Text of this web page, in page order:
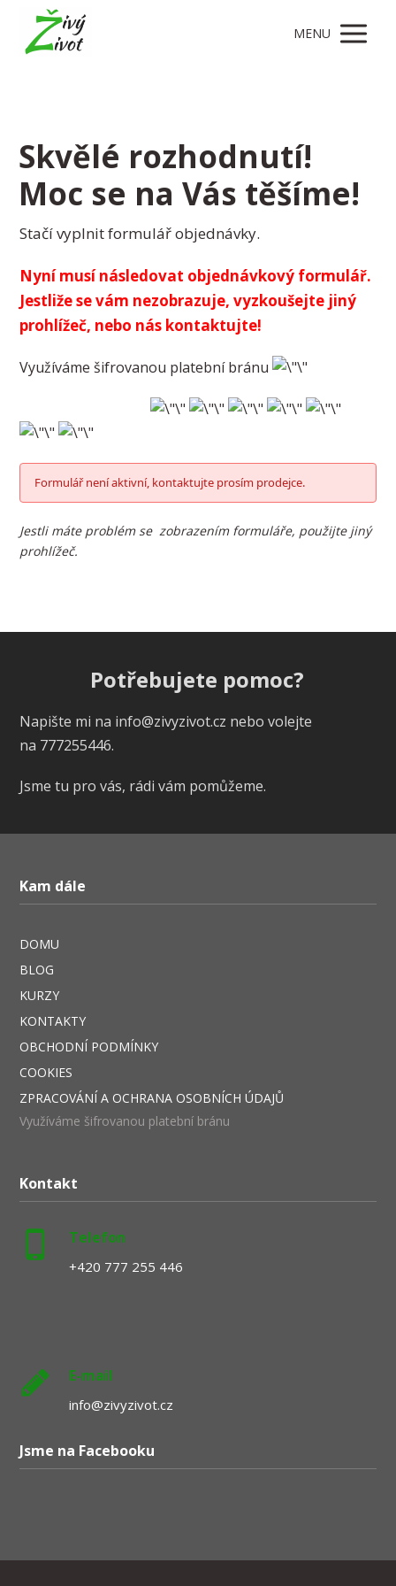
MENU
Skvělé rozhodnutí!
Moc se na Vás těšíme!
Stačí vyplnit formulář objednávky.
Nyní musí následovat objednávkový formulář.
Jestliže se vám nezobrazuje, vyzkoušejte jiný
prohlížeč, nebo nás kontaktujte!
Využíváme šifrovanou platební bránu
Formulář není aktivní, kontaktujte prosím prodejce.
Jestli máte problém se zobrazením formuláře, použijte jiný
prohlížeč.
Potřebujete pomoc?
Napište mi na info@zivyzivot.cz nebo volejte
na 777255446.
Jsme tu pro vás, rádi vám pomůžeme.
Kam dále
DOMU
BLOG
KURZY
KONTAKTY
OBCHODNÍ PODMÍNKY
COOKIES
ZPRACOVÁNÍ A OCHRANA OSOBNÍCH ÚDAJŮ
Využíváme šifrovanou platební bránu
Kontakt
Telefon
+420 777 255 446
E-mail
info@zivyzivot.cz
Jsme na Facebooku